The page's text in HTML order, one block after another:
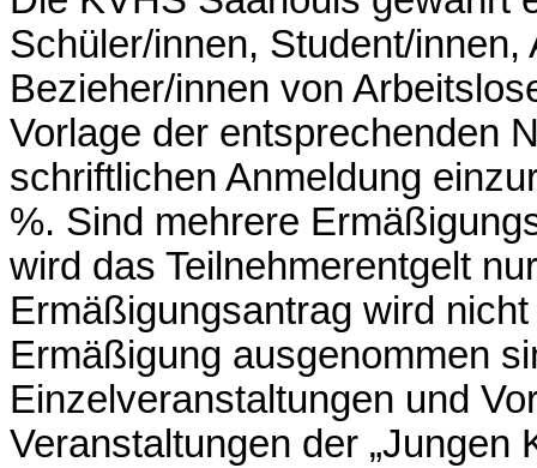
Schüler/innen, Student/
Bezieher/innen von
Vorlage der entsprechenden
schriftlichen Anmeldung
%. Sind mehrere
wird das Teilnehmerentgelt
Ermäßigungsantrag wird
Ermäßigung ausgenommen
Einzelveranstaltungen und
Veranstaltungen der „Jungen